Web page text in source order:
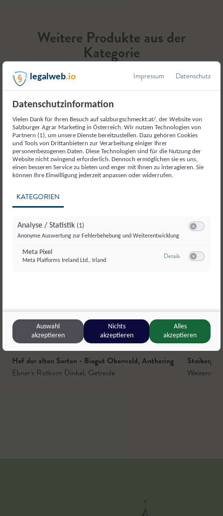
Weitere Produkte aus der
Kategorie
Getreide und
Getreideerzeugnisse
Hof der alten Sorten - Biogut Oberwald,Anthering
Ebner's Rotkorn Dinkel, Getreide
Stoibergut
legalweb.io Impressum Datenschutz
Datenschutzinformation
Vielen Dank für Ihren Besuch auf salzburgschmeckt.at/, der Website von
Salzburger Agrar Marketing in Österreich. Wir nutzen Technologien von
Partnern (1), um unsere Dienste bereitzustellen. Dazu gehören Cookies
und Tools von Drittanbietern zur Verarbeitung einiger Ihrer
personenbezogenen Daten. Diese Technologien sind für die Nutzung der
Website nicht zwingend erforderlich. Dennoch ermöglichen sie es uns,
einen besseren Service zu bieten und enger mit Ihnen zu interagieren. Sie
können Ihre Einwilligung jederzeit anpassen oder widerrufen.
KATEGORIEN
Analyse / Statistik (1)
Anonyme Auswertung zur Fehlerbehebung und Weiterentwicklung
Meta Pixel
Meta Platforms Ireland Ltd., Irland
Detailszu Meta Pixel
Auswahl
akzeptieren
Nichts
akzeptieren
Alles
akzeptieren